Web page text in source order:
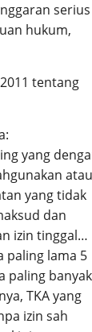
serius
hukum,
tentang
yang
atau
yang tidak
dan
izin tinggal…
paling lama 5
paling banyak
TKA yang
izin sah